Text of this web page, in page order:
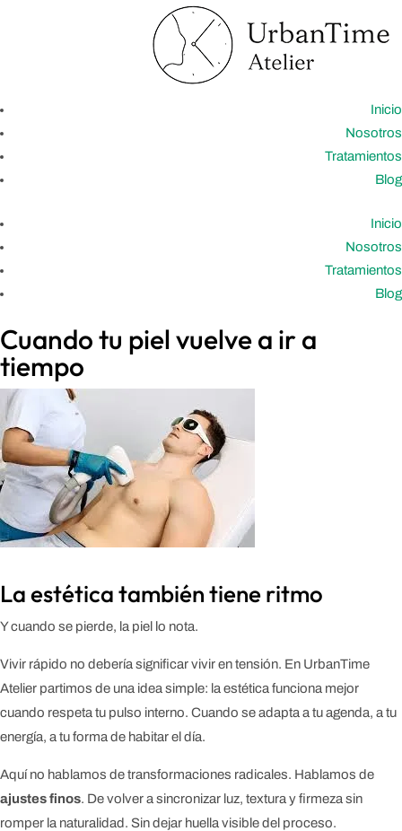
Inicio
Nosotros
Tratamientos
Blog
Inicio
Nosotros
Tratamientos
Blog
Cuando tu piel vuelve a ir a
tiempo
La estética también tiene ritmo
Y cuando se pierde, la piel lo nota.
Vivir rápido no debería significar vivir en tensión. En UrbanTime
Atelier partimos de una idea simple: la estética funciona mejor
cuando respeta tu pulso interno. Cuando se adapta a tu agenda, a tu
energía, a tu forma de habitar el día.
Aquí no hablamos de transformaciones radicales. Hablamos de
ajustes finos. De volver a sincronizar luz, textura y firmeza sin
romper la naturalidad. Sin dejar huella visible del proceso.